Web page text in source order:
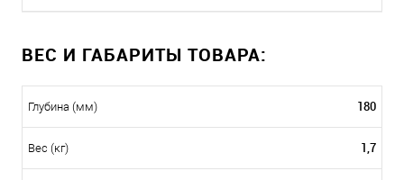
ВЕС И ГАБАРИТЫ ТОВАРА:
Глубина (мм) 180
Вес (кг) 1,7